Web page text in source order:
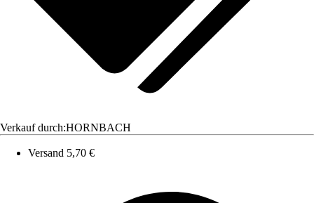
Verkauf durch:HORNBACH
Versand 5,70 €